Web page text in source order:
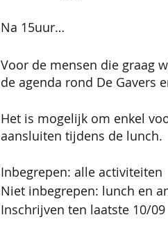
Na 15uur…
Voor de mensen die graag
de agenda rond De Gavers
Het is mogelijk om enkel
aansluiten tijdens de lunch.
Inbegrepen: alle activiteiten
Niet inbegrepen: lunch en
Inschrijven ten laatste 10/09